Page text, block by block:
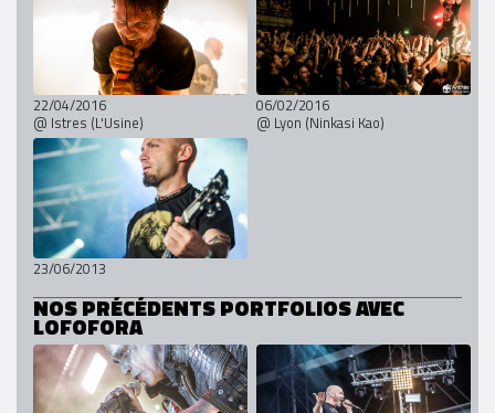
22/04/2016
@ Istres (L'Usine)
06/02/2016
@ Lyon (Ninkasi Kao)
23/06/2013
NOS PRÉCÉDENTS PORTFOLIOS AVEC
LOFOFORA